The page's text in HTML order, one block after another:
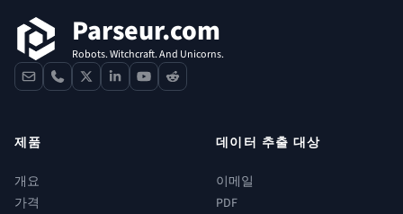
Parseur.com
Robots. Witchcraft. And Unicorns.
contactphone
x linkedinyoutube
reddit
제품
개요
가격
데이터 추출 대상
이메일
PDF